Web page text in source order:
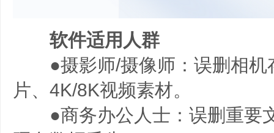
软件适用人群
●摄影师/摄像师：误删相机
片、4K/8K视频素材。
●商务办公人士：误删重要